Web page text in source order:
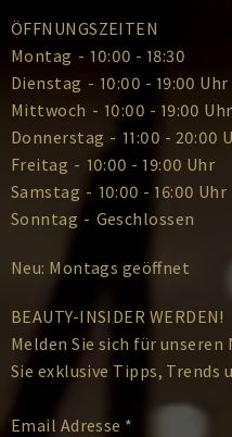
ÖFFNUNGSZEITEN
Montag - 10:00 - 18:30
Dienstag - 10:00 - 19:00 Uhr
Mittwoch - 10:00 - 19:00 Uhr
Donnerstag - 11:00 - 20:00
Freitag - 10:00 - 19:00 Uhr
Samstag - 10:00 - 16:00 Uhr
Sonntag - Geschlossen
Neu: Montags geöffnet
BEAUTY-INSIDER WERDEN!
Melden Sie sich für
Sie exklusive Tipps, Trends
Email Adresse *